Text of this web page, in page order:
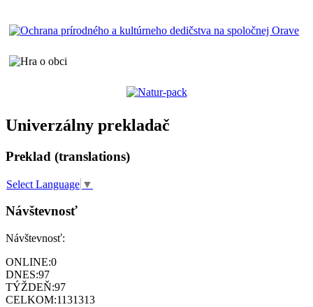
Univerzálny prekladač
Preklad (translations)
Select Language ▼
Návštevnosť
Návštevnosť:
ONLINE:0
DNES:97
TÝŽDEŇ:97
CELKOM:1131313